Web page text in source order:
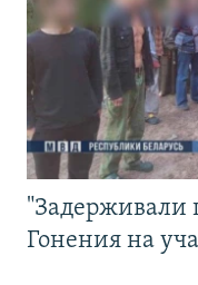
Гонения на